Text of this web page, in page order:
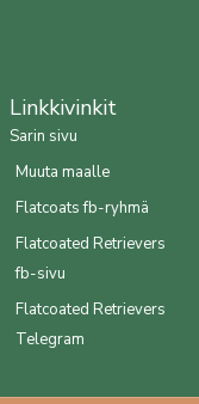
Linkkivinkit
Sarin sivu
Muuta maalle
Flatcoats fb-ryhmä
Flatcoated Retrievers
fb-sivu
Flatcoated Retrievers
Telegram